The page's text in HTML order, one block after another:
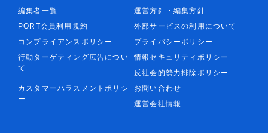
編集者一覧
運営方針・編集方針
PORT会員利用規約
外部サービスの利用について
コンプライアンスポリシー
プライバシーポリシー
行動ターゲティング広告につい
て
情報セキュリティポリシー
反社会的勢力排除ポリシー
カスタマーハラスメントポリシ
ー
お問い合わせ
運営会社情報